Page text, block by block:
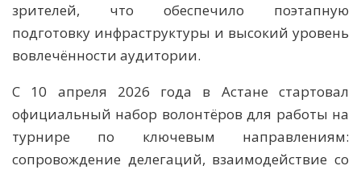
зрителей, что обеспечило поэтапную
подготовку инфраструктуры и высокий уровень
вовлечённости аудитории.
С 10 апреля 2026 года в Астане стартовал
официальный набор волонтёров для работы на
турнире по ключевым направлениям:
сопровождение делегаций, взаимодействие со